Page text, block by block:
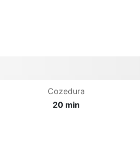
Cozedura
20 min